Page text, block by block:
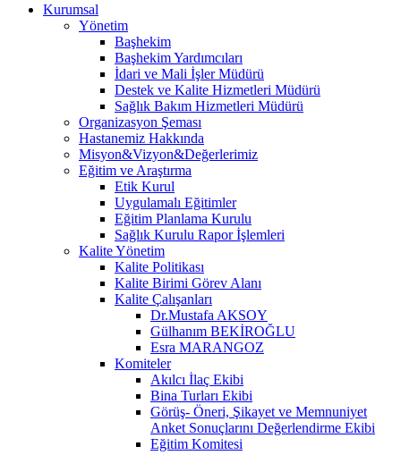
Kurumsal
Yönetim
Başhekim
Başhekim Yardımcıları
İdari ve Mali İşler Müdürü
Destek ve Kalite Hizmetleri Müdürü
Sağlık Bakım Hizmetleri Müdürü
Organizasyon Şeması
Hastanemiz Hakkında
Misyon&Vizyon&Değerlerimiz
Eğitim ve Araştırma
Etik Kurul
Uygulamalı Eğitimler
Eğitim Planlama Kurulu
Sağlık Kurulu Rapor İşlemleri
Kalite Yönetim
Kalite Politikası
Kalite Birimi Görev Alanı
Kalite Çalışanları
Dr.Mustafa AKSOY
Gülhanım BEKİROĞLU
Esra MARANGOZ
Komiteler
Akılcı İlaç Ekibi
Bina Turları Ekibi
Görüş- Öneri, Şikayet ve Memnuniyet
Anket Sonuçlarını Değerlendirme Ekibi
Eğitim Komitesi